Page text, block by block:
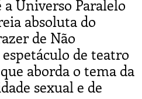
Universo Paralelo
absoluta do
de Não
espetáculo de teatro
aborda o tema da
sexual e de